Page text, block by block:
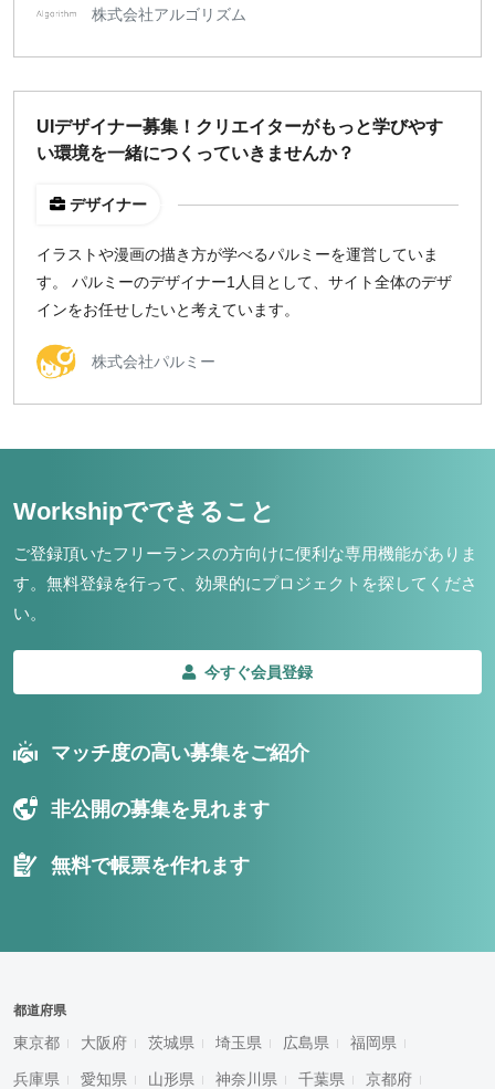
株式会社アルゴリズム
UIデザイナー募集！クリエイターがもっと学びやす
い環境を一緒につくっていきませんか？
デザイナー
イラストや漫画の描き方が学べるパルミーを運営していま
す。 パルミーのデザイナー1人目として、サイト全体のデザ
インをお任せしたいと考えています。
株式会社パルミー
Workshipでできること
ご登録頂いたフリーランスの方向けに便利な専用機能がありま
す。 無料登録を行って、効果的にプロジェクトを探してくださ
い。
今すぐ会員登録
マッチ度の高い募集をご紹介
非公開の募集を見れます
無料で帳票を作れます
都道府県
東京都 大阪府 茨城県 埼玉県 広島県 福岡県
兵庫県 愛知県 山形県 神奈川県 千葉県 京都府